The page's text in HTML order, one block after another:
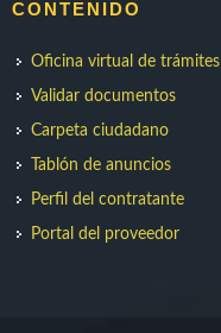
CONTENIDO
Oficina virtual de trámites
Validar documentos
Carpeta ciudadano
Tablón de anuncios
Perfil del contratante
Portal del proveedor